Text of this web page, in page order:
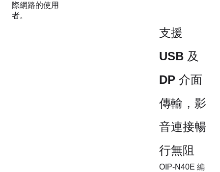
際網路的使用
者。
支援
USB 及
DP 介面
傳輸，影
音連接暢
行無阻
OIP-N40E 編